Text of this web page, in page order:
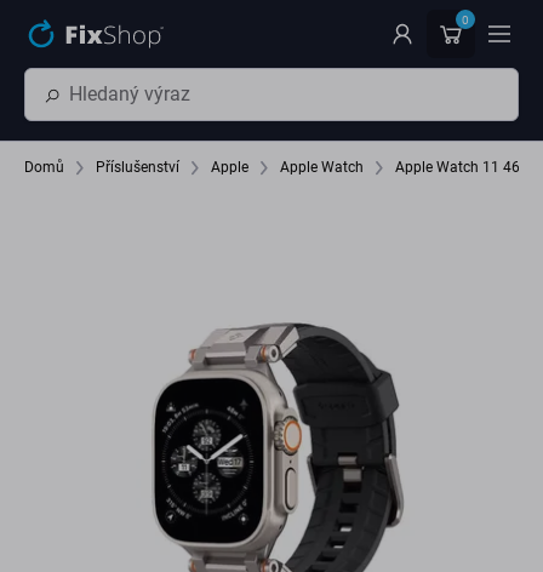
0
Domů Příslušenství Apple Apple Watch Apple Watch 11 46